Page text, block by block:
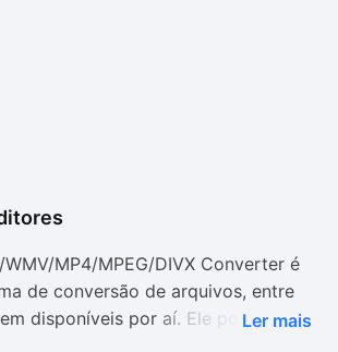
WMV/MP4/MPEG/DIVX Converter é
de conversão de arquivos, entre
disponíveis por aí. Ele possui uma
Ler mais